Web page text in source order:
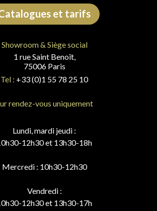
et tarifs
Showroom & Siège social
1 rue Saint Benoît,
75006 Paris
Tel : +33 (0)1 55 78 25 10
rendez-vous uniquement
Lundi, mardi jeudi :
12h30 et 13h30-18h
Mercredi : 10h30-12h30
Vendredi :
12h30 et 13h30-17h